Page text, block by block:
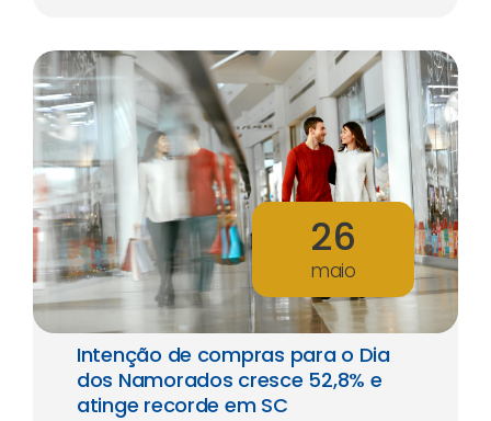
26
maio
Intenção de compras para o Dia
dos Namorados cresce 52,8% e
atinge recorde em SC